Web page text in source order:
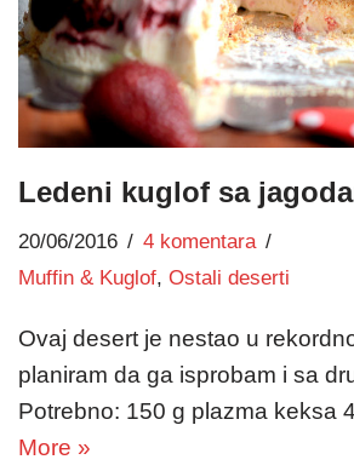
Ledeni kuglof sa
20/06/2016
4 komentara
Muffin & Kuglof, Ostali deserti
Ovaj desert je nestao u
planiram da ga isprobam i sa
Potrebno: 150 g plazma keksa
More »